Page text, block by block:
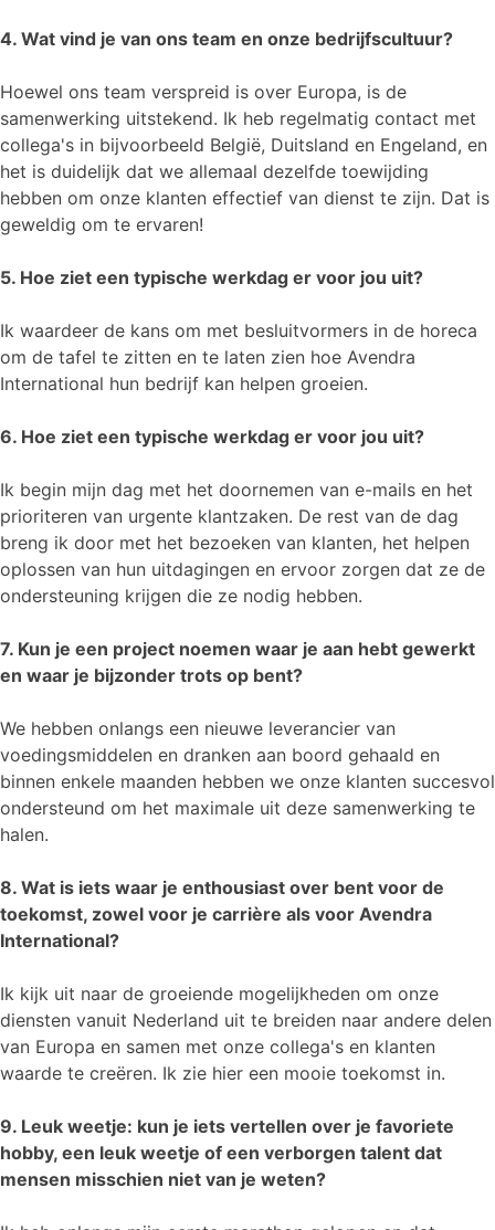
4. Wat vind je van ons team en onze bedrijfscultuur?
Hoewel ons team verspreid is over Europa, is de
samenwerking uitstekend. Ik heb regelmatig contact met
collega's in bijvoorbeeld België, Duitsland en Engeland, en
het is duidelijk dat we allemaal dezelfde toewijding
hebben om onze klanten effectief van dienst te zijn. Dat is
geweldig om te ervaren!
5. Hoe ziet een typische werkdag er voor jou uit?
Ik waardeer de kans om met besluitvormers in de horeca
om de tafel te zitten en te laten zien hoe Avendra
International hun bedrijf kan helpen groeien.
6. Hoe ziet een typische werkdag er voor jou uit?
Ik begin mijn dag met het doornemen van e-mails en het
prioriteren van urgente klantzaken. De rest van de dag
breng ik door met het bezoeken van klanten, het helpen
oplossen van hun uitdagingen en ervoor zorgen dat ze de
ondersteuning krijgen die ze nodig hebben.
7. Kun je een project noemen waar je aan hebt gewerkt
en waar je bijzonder trots op bent?
We hebben onlangs een nieuwe leverancier van
voedingsmiddelen en dranken aan boord gehaald en
binnen enkele maanden hebben we onze klanten succesvol
ondersteund om het maximale uit deze samenwerking te
halen.
8. Wat is iets waar je enthousiast over bent voor de
toekomst, zowel voor je carrière als voor Avendra
International?
Ik kijk uit naar de groeiende mogelijkheden om onze
diensten vanuit Nederland uit te breiden naar andere delen
van Europa en samen met onze collega's en klanten
waarde te creëren. Ik zie hier een mooie toekomst in.
9. Leuk weetje: kun je iets vertellen over je favoriete
hobby, een leuk weetje of een verborgen talent dat
mensen misschien niet van je weten?